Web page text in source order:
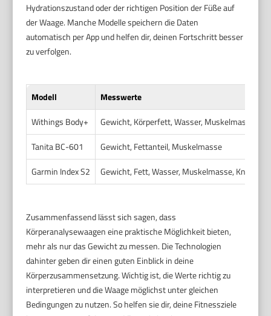
Hydrationszustand oder der richtigen Position der Füße auf
der Waage. Manche Modelle speichern die Daten
automatisch per App und helfen dir, deinen Fortschritt besser
zu verfolgen.
Modell
Messwerte
Withings Body+
Gewicht, Körperfett, Wasser, Muskelmasse,
Tanita BC-601
Gewicht, Fettanteil, Muskelmasse
Garmin Index S2
Gewicht, Fett, Wasser, Muskelmasse, Knochen
Zusammenfassend lässt sich sagen, dass
Körperanalysewaagen eine praktische Möglichkeit bieten,
mehr als nur das Gewicht zu messen. Die Technologien
dahinter geben dir einen guten Einblick in deine
Körperzusammensetzung. Wichtig ist, die Werte richtig zu
interpretieren und die Waage möglichst unter gleichen
Bedingungen zu nutzen. So helfen sie dir, deine Fitnessziele